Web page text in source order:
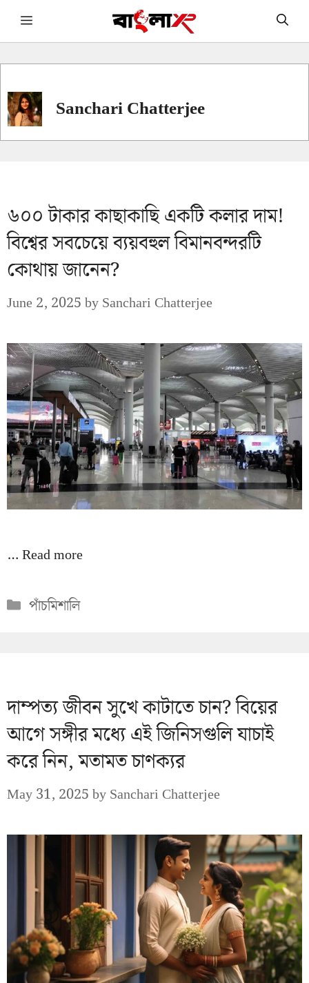
Skip Menu
Sanchari Chatterjee
৬০০ টাকার কাছাকাছি একটি কলার দাম!
বিশ্বের সবচেয়ে ব্যয়বহুল বিমানবন্দরটি
কোথায় জানেন?
June 2, 2025bySanchari Chatterjee
…Read more
Categories
পাঁচমিশালি
দাম্পত্য জীবন সুখে কাটাতে চান? বিয়ের
আগে সঙ্গীর মধ্যে এই জিনিসগুলি যাচাই
করে নিন, মতামত চাণক্যর
May 31, 2025bySanchari Chatterjee